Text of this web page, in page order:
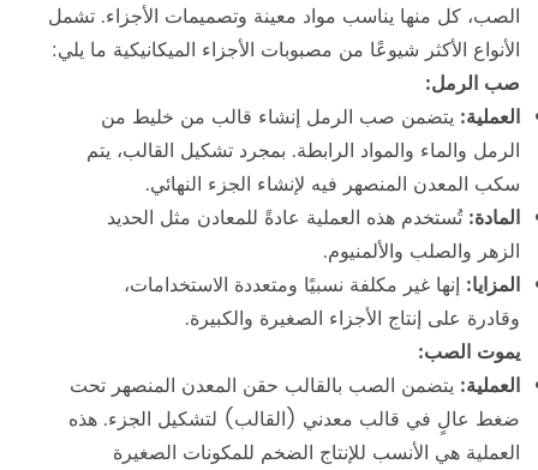
الصب، كل منها يناسب مواد معينة وتصميمات الأجزاء. تشمل
الأنواع الأكثر شيوعًا من مصبوبات الأجزاء الميكانيكية ما يلي:
صب الرمل:
العملية: يتضمن صب الرمل إنشاء قالب من خليط من
الرمل والماء والمواد الرابطة. بمجرد تشكيل القالب، يتم
سكب المعدن المنصهر فيه لإنشاء الجزء النهائي.
المادة:تُستخدم هذه العملية عادةً للمعادن مثل الحديد
الزهر والصلب والألمنيوم.
المزايا: إنها غير مكلفة نسبيًا ومتعددة الاستخدامات،
وقادرة على إنتاج الأجزاء الصغيرة والكبيرة.
يموت الصب:
العملية: يتضمن الصب بالقالب حقن المعدن المنصهر تحت
ضغط عالٍ في قالب معدني (القالب) لتشكيل الجزء. هذه
العملية هي الأنسب للإنتاج الضخم للمكونات الصغيرة